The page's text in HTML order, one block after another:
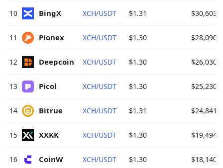
10 BingX XCH/USDT $1.31
11 Pionex XCH/USDT $1.30
12 Deepcoin XCH/USDT $1.30
13 Picol XCH/USDT $1.30
14 Bitrue XCH/USDT $1.31
15 XXKK XCH/USDT $1.30
16 CoinW XCH/USDT $1.30